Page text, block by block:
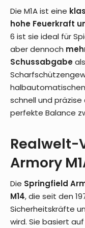
Die M1A ist eine
hohe Feuerkraft
6 ist sie ideal für
aber dennoch
Schussabgabe
schnell und
perfekte Balance
Realwelt-
Armory
Die Springfield
M14, die seit den
Sicherheitskräfte
wird. Sie basiert